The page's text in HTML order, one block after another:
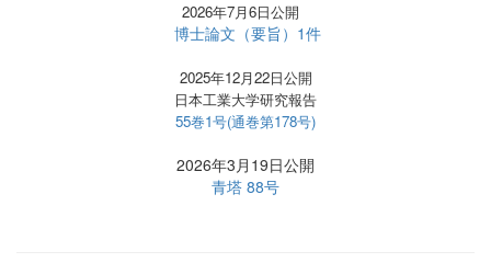
2026年7月6日公開
博士論文（要旨）1件
2025年12月22日公開
日本工業大学研究報告
55巻1号(通巻第178号)
2026年3月19日公開
青塔 88号